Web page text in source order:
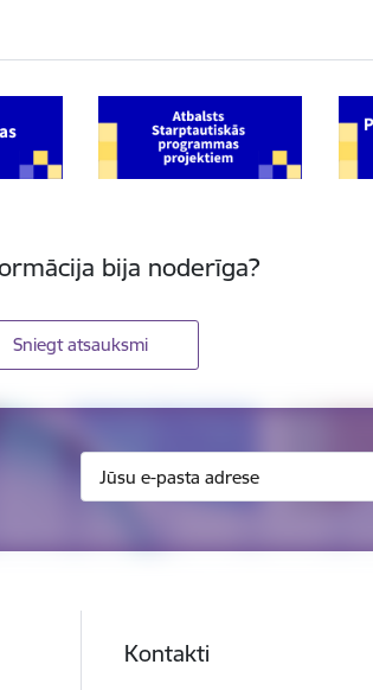
bija noderīga?
Sniegt atsauksmi
Kontakti